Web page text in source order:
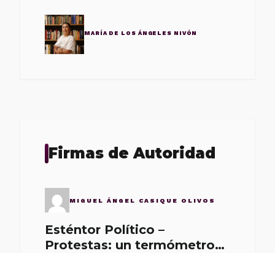
MARÍA DE LOS ÁNGELES NIVÓN
Firmas de Autoridad
MIGUEL ÁNGEL CASIQUE OLIVOS
Esténtor Político –
Protestas: un termómetro